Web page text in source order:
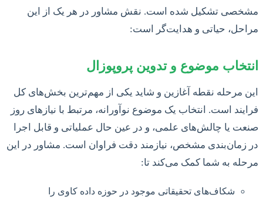
مشخصی تشکیل شده است. نقش مشاور در هر یک از این
مراحل، حیاتی و هدایت‌گر است:
انتخاب موضوع و تدوین پروپوزال
این مرحله نقطه آغازین و شاید یکی از مهم‌ترین بخش‌های کل
فرایند است. انتخاب یک موضوع نوآورانه، مرتبط با نیازهای روز
صنعت یا چالش‌های علمی، و در عین حال عملیاتی و قابل اجرا
در زمان‌بندی مشخص، نیازمند دقت فراوان است. مشاور در این
مرحله به شما کمک می‌کند تا:
شکاف‌های تحقیقاتی موجود در حوزه داده کاوی را